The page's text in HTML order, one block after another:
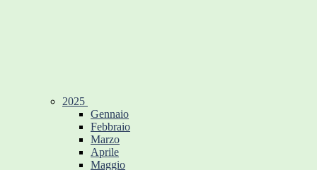
2025
Gennaio
Febbraio
Marzo
Aprile
Maggio